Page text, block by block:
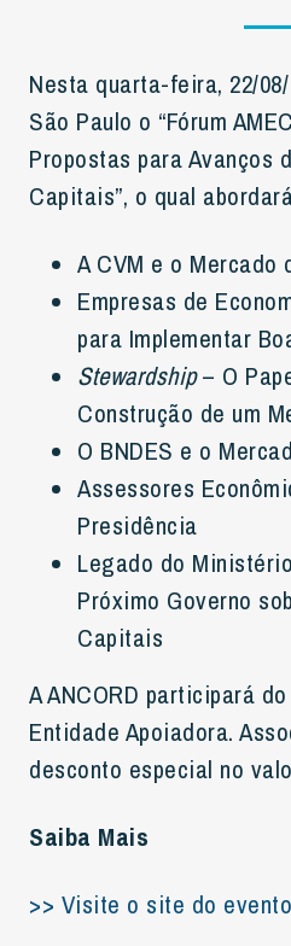
Nesta quarta-feira, 22/
São Paulo o “Fórum
Propostas para Avanços
Capitais”, o qual
A CVM e o
Empresas de
para Implementar
Stewardship– O
Construção de um
O BNDES e o
Assessores
Presidência
Legado do
Próximo Governo
Capitais
A ANCORD participará
Entidade Apoiadora.
desconto especial no
Saiba Mais
>> Visite o site do evento